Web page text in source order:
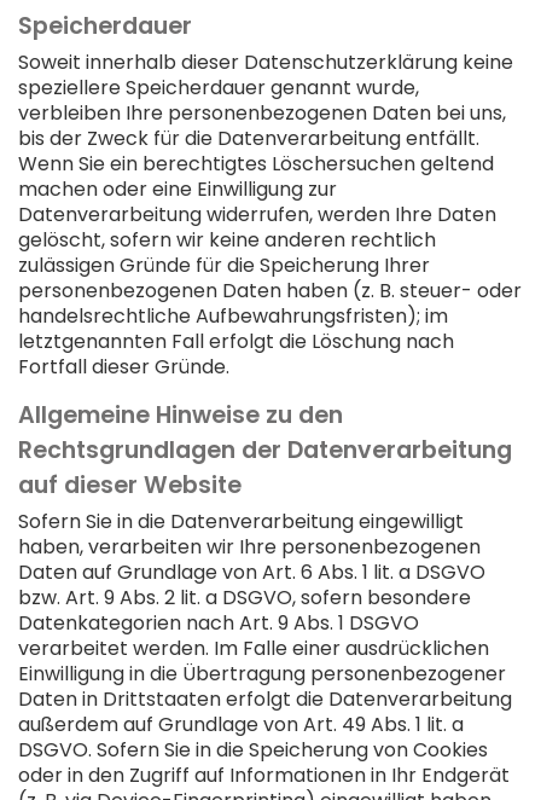
Speicherdauer
Soweit innerhalb dieser Datenschutzerklärung keine
speziellere Speicherdauer genannt wurde,
verbleiben Ihre personenbezogenen Daten bei uns,
bis der Zweck für die Datenverarbeitung entfällt.
Wenn Sie ein berechtigtes Löschersuchen geltend
machen oder eine Einwilligung zur
Datenverarbeitung widerrufen, werden Ihre Daten
gelöscht, sofern wir keine anderen rechtlich
zulässigen Gründe für die Speicherung Ihrer
personenbezogenen Daten haben (z. B. steuer- oder
handelsrechtliche Aufbewahrungsfristen); im
letztgenannten Fall erfolgt die Löschung nach
Fortfall dieser Gründe.
Allgemeine Hinweise zu den
Rechtsgrundlagen der Datenverarbeitung
auf dieser Website
Sofern Sie in die Datenverarbeitung eingewilligt
haben, verarbeiten wir Ihre personenbezogenen
Daten auf Grundlage von Art. 6 Abs. 1 lit. a DSGVO
bzw. Art. 9 Abs. 2 lit. a DSGVO, sofern besondere
Datenkategorien nach Art. 9 Abs. 1 DSGVO
verarbeitet werden. Im Falle einer ausdrücklichen
Einwilligung in die Übertragung personenbezogener
Daten in Drittstaaten erfolgt die Datenverarbeitung
außerdem auf Grundlage von Art. 49 Abs. 1 lit. a
DSGVO. Sofern Sie in die Speicherung von Cookies
oder in den Zugriff auf Informationen in Ihr Endgerät